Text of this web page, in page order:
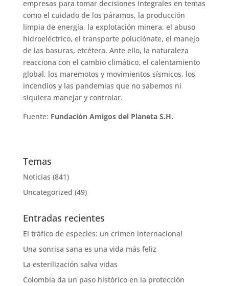
empresas para tomar decisiones integrales en temas
como el cuidado de los páramos, la producción
limpia de energía, la explotación minera, el abuso
hidroeléctrico, el transporte poluciónate, el manejo
de las basuras, etcétera. Ante ello, la naturaleza
reacciona con el cambio climático, el calentamiento
global, los maremotos y movimientos sísmicos, los
incendios y las pandemias que no sabemos ni
siquiera manejar y controlar.
Fuente: Fundación Amigos del Planeta S.H.
Temas
Noticias (841)
Uncategorized (49)
Entradas recientes
El tráfico de especies: un crimen internacional
Una sonrisa sana es una vida más feliz
La esterilización salva vidas
Colombia da un paso histórico en la protección